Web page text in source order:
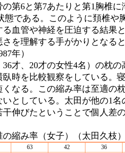
第6と第7あたりと第1胸椎に
態である。このように頚椎や
血管や神経を圧迫する結果
を理解する手がかりとなる
年）
才、20才の女性4名）の枕
時を比較観察をしている。
なる。この縮み率は至適の
としている。太田が他の1
伸びたということで個人差
縮み率（女子）（太田久枝
63 42
36